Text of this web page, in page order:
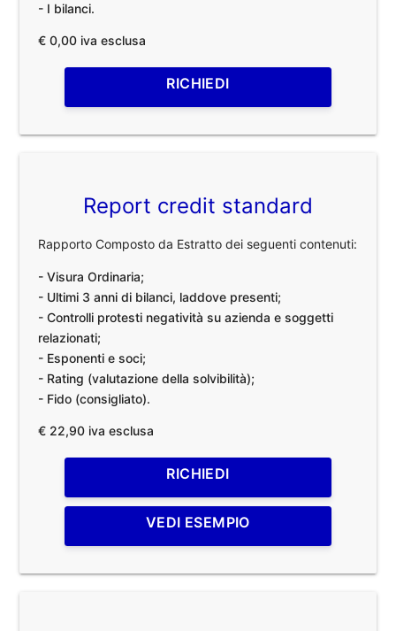
- I bilanci.
€ 0,00 iva esclusa
RICHIEDI
Report credit standard
Rapporto Composto da Estratto dei seguenti contenuti:
- Visura Ordinaria;
- Ultimi 3 anni di bilanci, laddove presenti;
- Controlli protesti negatività su azienda e soggetti
relazionati;
- Esponenti e soci;
- Rating (valutazione della solvibilità);
- Fido (consigliato).
€ 22,90 iva esclusa
RICHIEDI
VEDI ESEMPIO